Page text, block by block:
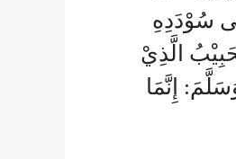
سُوْدَدِهِ
الَّذِيْ
إِنَّمَا